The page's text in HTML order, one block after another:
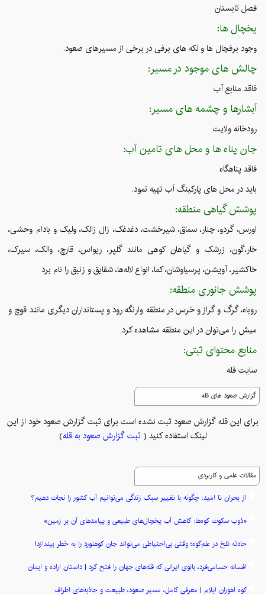
فصل تابستان
یخچال ها:
وجود برفچال ها و لکه های برفی در برخی از مسیرهای صعود.
چالش های موجود در مسیر:
فاقد منابع آب
آبشارها و چشمه های مسیر:
رودخانه ولایت
جان پناه ها و محل های تامین آب:
فاقد پناهگاه
باید در محل های پارکینگ آب تهیه نمود.
پوشش گیاهی منطقه:
اورس، گردو، چنار، سماق، شیرخشت، دغدغک، زال زالک، ولیک و بادام وحشی،
خار،گون، زرشک و گیاهان کوهی مانند گلپر، ریواس، قارچ، والک، سیرک،
خاکشیر، آویشن، پرسیاوشان، کما، انواع لاله‌ها، شقایق و زنبق را نام برد
پوشش جانوری منطقه:
روباه، گرگ و گراز و خرس در منطقه وارنگه رود و پستانداران دیگری مانند قوچ و
میش را می‌توان در این منطقه مشاهده کرد.
منابع محتوای ثبتی:
سایت قله
گزارش صعود های قله
برای این قله گزارش صعود ثبت نشده است برای ثبت گزارش صعود خود از این
لینک استفاده کنید (
ثبت گزارش صعود به قله)
مقالات علمی و کاربردی
از بحران تا امید: چگونه با تغییر سبک زندگی می‌توانیم آب کشور را نجات دهیم؟
«ذوب سکوت کوه‌ها: کاهش آب یخچال‌های طبیعی و پیامدهای آن بر زمین»
حادثه تلخ در علم‌کوه؛ وقتی بی‌احتیاطی می‌تواند جان کوهنورد را به خطر بیندازد!
افسانه حسامی‌فرد، بانوی ایرانی که قله‌های جهان را فتح کرد | داستان اراده و ایمان
کوه اهوران ایلام | معرفی کامل، مسیر صعود، طبیعت و جاذبه‌های اطراف